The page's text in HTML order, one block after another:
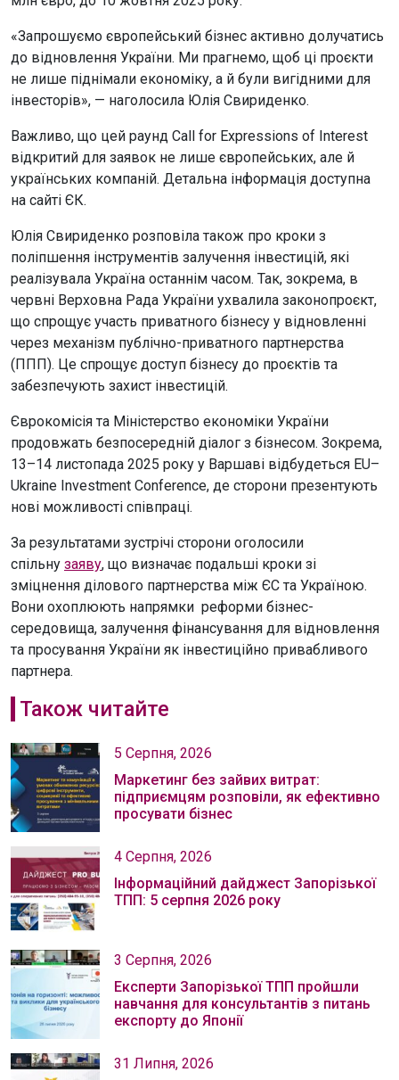
«Запрошуємо європейський бізнес активно долучатись
до відновлення України. Ми прагнемо, щоб ці проєкти
не лише піднімали економіку, а й були вигідними для
інвесторів», — наголосила Юлія Свириденко.
Важливо, що цей раунд Call for Expressions of Interest
відкритий для заявок не лише європейських, але й
українських компаній. Детальна інформація доступна
на сайті ЄК.
Юлія Свириденко розповіла також про кроки з
поліпшення інструментів залучення інвестицій, які
реалізувала Україна останнім часом. Так, зокрема, в
червні Верховна Рада України ухвалила законопроєкт,
що спрощує участь приватного бізнесу у відновленні
через механізм публічно-приватного партнерства
(ППП). Це спрощує доступ бізнесу до проєктів та
забезпечують захист інвестицій.
Єврокомісія та Міністерство економіки України
продовжать безпосередній діалог з бізнесом. Зокрема,
13–14 листопада 2025 року у Варшаві відбудеться EU–
Ukraine Investment Conference, де сторони презентують
нові можливості співпраці.
За результатами зустрічі сторони оголосили
спільну заяву, що визначає подальші кроки зі
зміцнення ділового партнерства між ЄС та Україною.
Вони охоплюють напрямки реформи бізнес-
середовища, залучення фінансування для відновлення
та просування України як інвестиційно привабливого
партнера.
Також читайте
5 Серпня, 2026
Маркетинг без зайвих витрат:
підприємцям розповіли, як ефективно
просувати бізнес
4 Серпня, 2026
Інформаційний дайджест Запорізької
ТПП: 5 серпня 2026 року
3 Серпня, 2026
Експерти Запорізької ТПП пройшли
навчання для консультантів з питань
експорту до Японії
31 Липня, 2026